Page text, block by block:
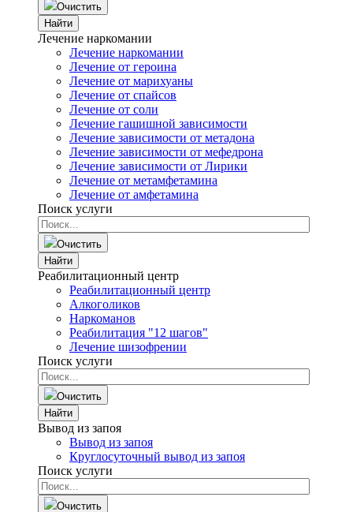
Очистить
Найти
Лечение наркомании
Лечение наркомании
Лечение от героина
Лечение от марихуаны
Лечение от спайсов
Лечение от соли
Лечение гашишной зависимости
Лечение зависимости от метадона
Лечение зависимости от мефедрона
Лечение зависимости от Лирики
Лечение от метамфетамина
Лечение от амфетамина
Поиск услуги
Очистить
Найти
Реабилитационный центр
Реабилитационный центр
Алкоголиков
Наркоманов
Реабилитация "12 шагов"
Лечение шизофрении
Поиск услуги
Очистить
Найти
Вывод из запоя
Вывод из запоя
Круглосуточный вывод из запоя
Поиск услуги
Очистить